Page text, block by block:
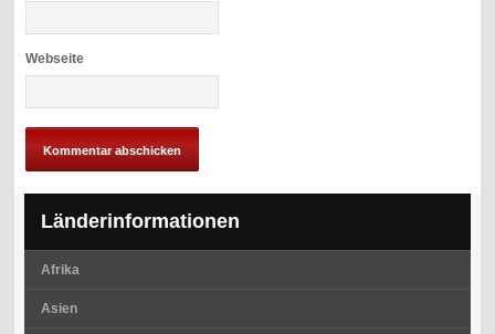
Webseite
Länderinformationen
Afrika
Asien